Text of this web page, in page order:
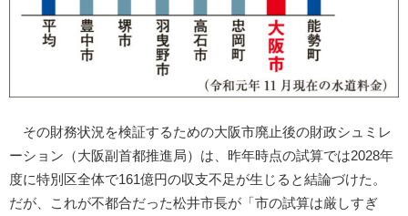
その財務状況を検証するための大阪市廃止後の財政シュミレ
ーション（大阪副首都推進局）は、昨年時点の試算では2028年
度に特別区全体で161億円の収支不足が生じると結論づけた。
だが、これが不都合だった松井市長が「市の試算は厳しすぎ